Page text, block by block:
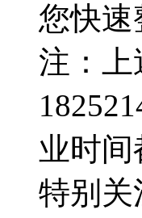
您快
注：上
业时
特别关